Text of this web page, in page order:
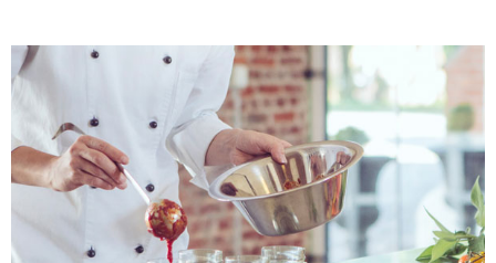
Laux GmbH
Europa-Allee, 29
54343 Föhren
Deutschland
GebindeRöhrchen
Verkehrsbezeichnung
GEWÜRZZUBEREITUNG
4013149160579